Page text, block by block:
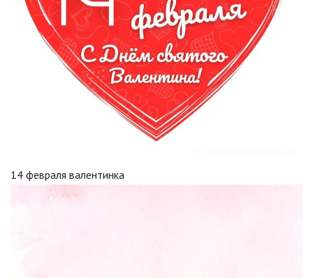
14 февраля валентинка